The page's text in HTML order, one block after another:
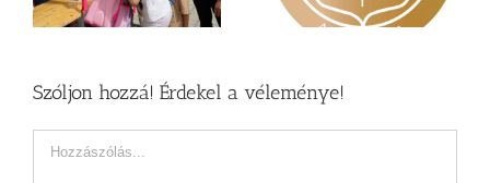
Szóljon hozzá! Érdekel a véleménye!
Hozzászólás